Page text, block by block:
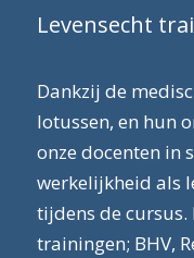
Levensecht
Dankzij de
lotussen, en hun
onze docenten in
werkelijkheid als
tijdens de cursus.
trainingen; BHV,